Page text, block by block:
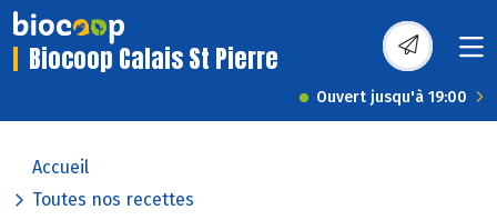
Biocoop Calais St Pierre
Ouvert jusqu'à 19:00
Accueil
Toutes nos recettes